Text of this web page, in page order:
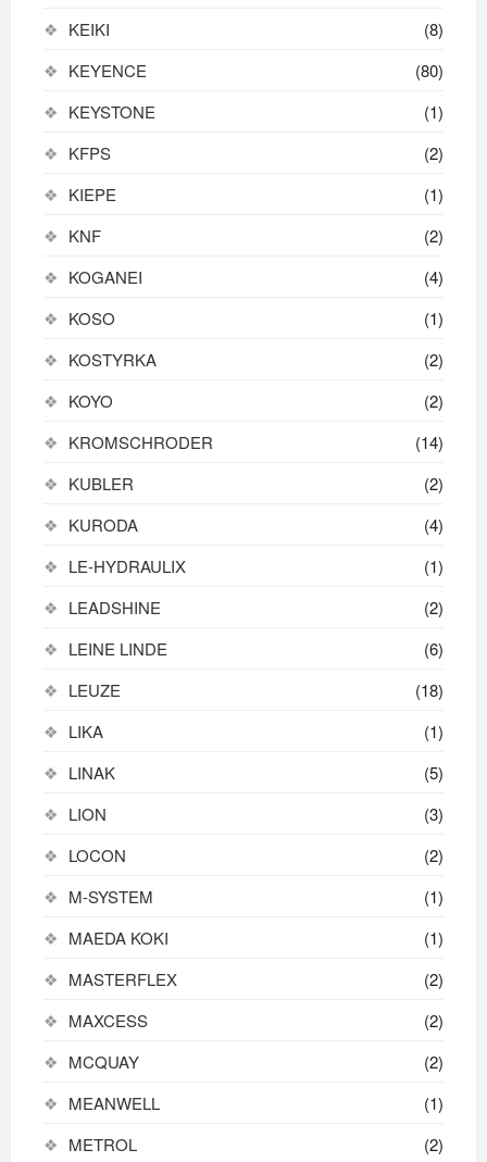
KEIKI
(8)
KEYENCE
(80)
KEYSTONE
(1)
KFPS
(2)
KIEPE
(1)
KNF
(2)
KOGANEI
(4)
KOSO
(1)
KOSTYRKA
(2)
KOYO
(2)
KROMSCHRODER
(14)
KUBLER
(2)
KURODA
(4)
LE-HYDRAULIX
(1)
LEADSHINE
(2)
LEINE LINDE
(6)
LEUZE
(18)
LIKA
(1)
LINAK
(5)
LION
(3)
LOCON
(2)
M-SYSTEM
(1)
MAEDA KOKI
(1)
MASTERFLEX
(2)
MAXCESS
(2)
MCQUAY
(2)
MEANWELL
(1)
METROL
(2)